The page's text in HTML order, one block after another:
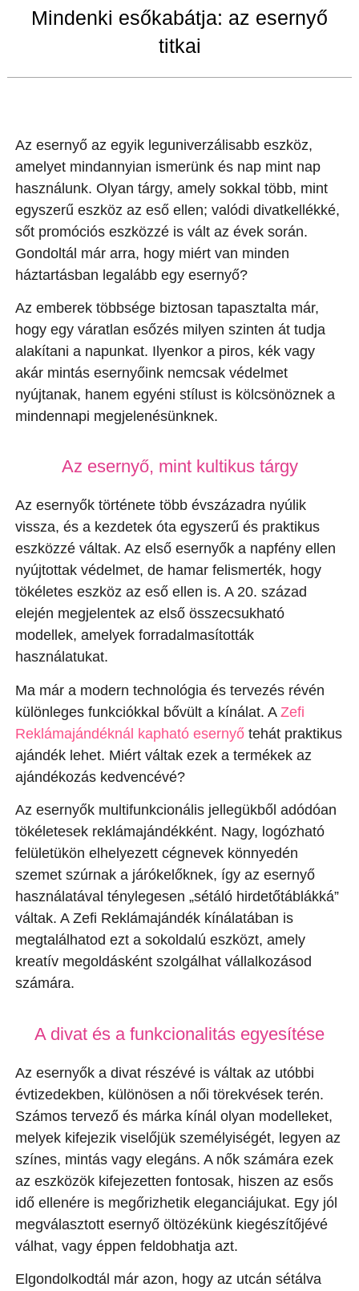
Mindenki esőkabátja: az esernyő
titkai
Az esernyő az egyik leguniverzálisabb eszköz,
amelyet mindannyian ismerünk és nap mint nap
használunk. Olyan tárgy, amely sokkal több, mint
egyszerű eszköz az eső ellen; valódi divatkellékké,
sőt promóciós eszközzé is vált az évek során.
Gondoltál már arra, hogy miért van minden
háztartásban legalább egy esernyő?
Az emberek többsége biztosan tapasztalta már,
hogy egy váratlan esőzés milyen szinten át tudja
alakítani a napunkat. Ilyenkor a piros, kék vagy
akár mintás esernyőink nemcsak védelmet
nyújtanak, hanem egyéni stílust is kölcsönöznek a
mindennapi megjelenésünknek.
Az esernyő, mint kultikus tárgy
Az esernyők története több évszázadra nyúlik
vissza, és a kezdetek óta egyszerű és praktikus
eszközzé váltak. Az első esernyők a napfény ellen
nyújtottak védelmet, de hamar felismerték, hogy
tökéletes eszköz az eső ellen is. A 20. század
elején megjelentek az első összecsukható
modellek, amelyek forradalmasították
használatukat.
Ma már a modern technológia és tervezés révén
különleges funkciókkal bővült a kínálat. A Zefi
Reklámajándéknál kapható esernyőtehát praktikus
ajándék lehet. Miért váltak ezek a termékek az
ajándékozás kedvencévé?
Az esernyők multifunkcionális jellegükből adódóan
tökéletesek reklámajándékként. Nagy, logózható
felületükön elhelyezett cégnevek könnyedén
szemet szúrnak a járókelőknek, így az esernyő
használatával ténylegesen „sétáló hirdetőtáblákká”
váltak. A Zefi Reklámajándék kínálatában is
megtalálhatod ezt a sokoldalú eszközt, amely
kreatív megoldásként szolgálhat vállalkozásod
számára.
A divat és a funkcionalitás egyesítése
Az esernyők a divat részévé is váltak az utóbbi
évtizedekben, különösen a női törekvések terén.
Számos tervező és márka kínál olyan modelleket,
melyek kifejezik viselőjük személyiségét, legyen az
színes, mintás vagy elegáns. A nők számára ezek
az eszközök kifejezetten fontosak, hiszen az esős
idő ellenére is megőrizhetik eleganciájukat. Egy jól
megválasztott esernyő öltözékünk kiegészítőjévé
válhat, vagy éppen feldobhatja azt.
Elgondolkodtál már azon, hogy az utcán sétálva